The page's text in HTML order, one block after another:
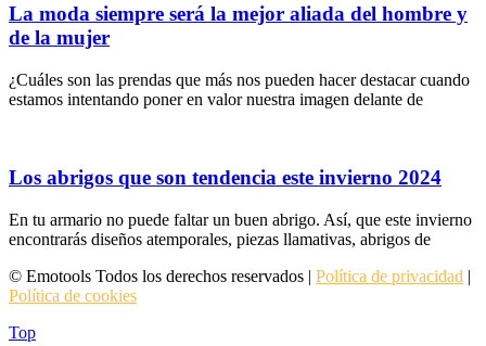
La moda siempre será la mejor aliada del hombre y
de la mujer
¿Cuáles son las prendas que más nos pueden hacer destacar cuando
estamos intentando poner en valor nuestra imagen delante de
Los abrigos que son tendencia este invierno 2024
En tu armario no puede faltar un buen abrigo. Así, que este invierno
encontrarás diseños atemporales, piezas llamativas, abrigos de
© Emotools Todos los derechos reservados | Política de privacidad |
Política de cookies
Top